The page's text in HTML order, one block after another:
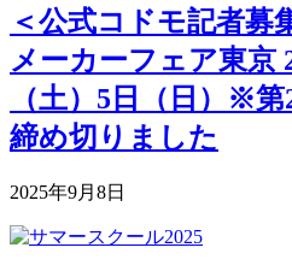
＜公式コドモ記者募
メーカーフェア東京
（土）5日（日）※
締め切りました
2025年9月8日